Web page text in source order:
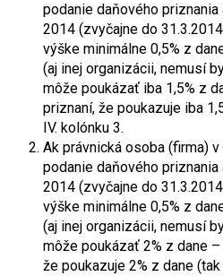
podanie daňového
2014 (zvyčajne do
výške minimálne 0,5% z
(aj inej organizácii, nemusí
môže poukázať iba 1,5% z
priznaní, že poukazuje iba
IV. kolónku 3.
Ak právnická osoba (firma)
podanie daňového
2014 (zvyčajne do
výške minimálne 0,5% z
(aj inej organizácii, nemusí
môže poukázať 2% z dane
že poukazuje 2% z dane